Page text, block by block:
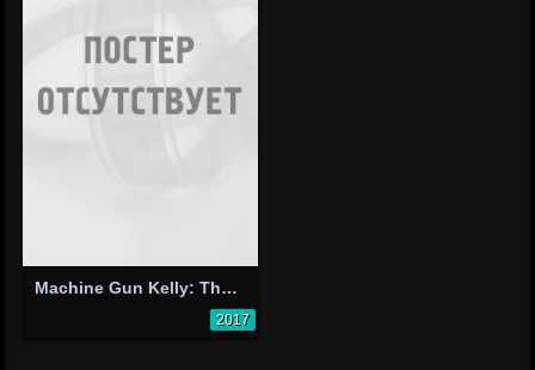
Machine Gun Kelly: The Gunner
2017